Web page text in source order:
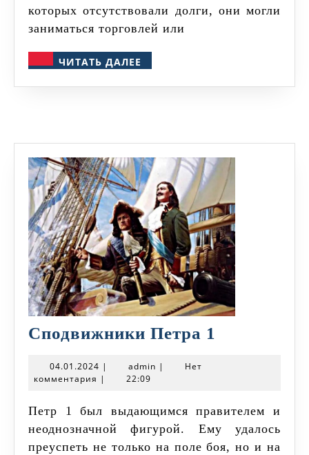
которых отсутствовали долги, они могли
заниматься торговлей или
ЧИТАТЬ ДАЛЕЕ
ДАЛЕЕ
Сподвижники Петра 1
04.01.2024 04.01.2024
| admin admin
|
Нет
комментария | 22:09
Петр 1 был выдающимся правителем и
неоднозначной фигурой. Ему удалось
преуспеть не только на поле боя, но и на